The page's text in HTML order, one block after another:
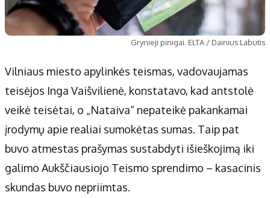
Grynieji pinigai. ELTA / Dainius Labutis
Vilniaus miesto apylinkės teismas, vadovaujamas
teisėjos Inga Vaišvilienė, konstatavo, kad antstolė
veikė teisėtai, o „Nataiva“ nepateikė pakankamai
įrodymų apie realiai sumokėtas sumas. Taip pat
buvo atmestas prašymas sustabdyti išieškojimą iki
galimo Aukščiausiojo Teismo sprendimo – kasacinis
skundas buvo nepriimtas.